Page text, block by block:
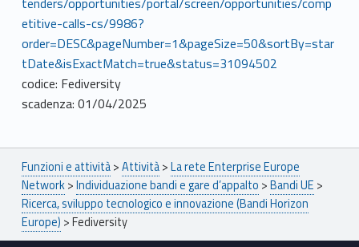
etitive-calls-cs/9986?
order=DESC&pageNumber=1&pageSize=50&sortBy=star
tDate&isExactMatch=true&status=31094502
codice: Fediversity
scadenza: 01/04/2025
Breadcrumbs navigation
Funzioni e attività>Attività>La rete Enterprise Europe
Network>Individuazione bandi e gare d’appalto >Bandi UE >
Ricerca, sviluppo tecnologico e innovazione (Bandi Horizon
Europe) >Fediversity